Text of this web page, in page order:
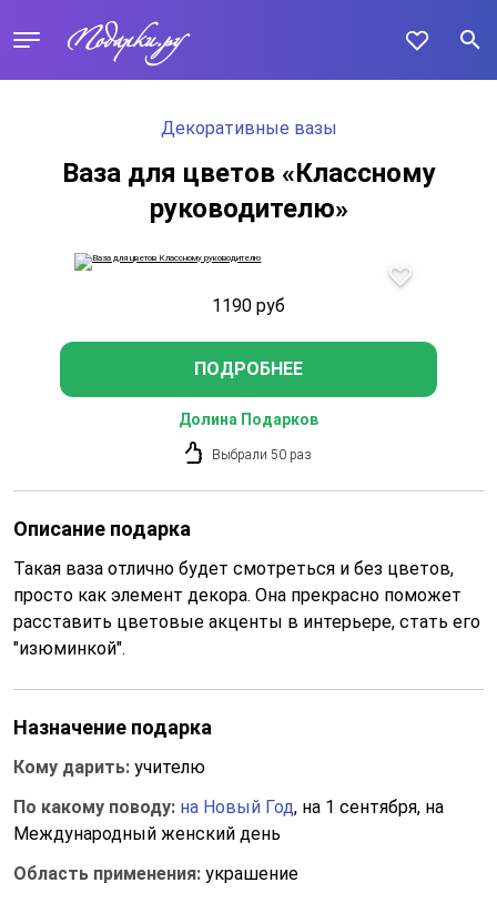
Декоративные вазы
Ваза для цветов «Классному
руководителю»
1190 руб
ПОДРОБНЕЕ
Долина Подарков
Выбрали 50 раз
Описание подарка
Такая ваза отлично будет смотреться и без цветов,
просто как элемент декора. Она прекрасно поможет
расставить цветовые акценты в интерьере, стать его
"изюминкой".
Назначение подарка
Кому дарить: учителю
По какому поводу: на Новый Год, на 1 сентября, на
Международный женский день
Область применения: украшение